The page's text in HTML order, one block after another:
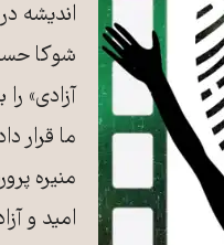
اندیشه
شوکا
آزادی»
ما قرار
منیره
امید و